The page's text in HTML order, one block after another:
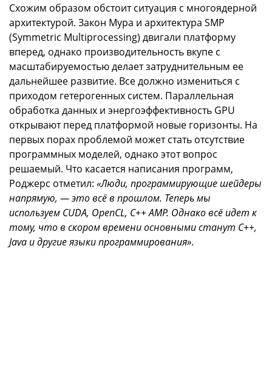
Схожим образом обстоит ситуация с многоядерной
архитектурой. Закон Мура и архитектура SMP
(Symmetric Multiprocessing) двигали платформу
вперед, однако производительность вкупе с
масштабируемостью делает затруднительным ее
дальнейшее развитие. Все должно измениться с
приходом гетерогенных систем. Параллельная
обработка данных и энергоэффективность GPU
открывают перед платформой новые горизонты. На
первых порах проблемой может стать отсутствие
программных моделей, однако этот вопрос
решаемый. Что касается написания программ,
Роджерс отметил: «Люди, программирующие шейдеры
напрямую, — это всё в прошлом. Теперь мы
используем CUDA, OpenCL, C++ AMP. Однако всё идет к
тому, что в скором времени основными станут C++,
Java и другие языки программирования».